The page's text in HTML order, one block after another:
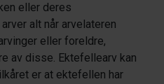
eller deres
alt når arvelateren
eller foreldre,
av disse. Ektefellearv kan
er at ektefellen har